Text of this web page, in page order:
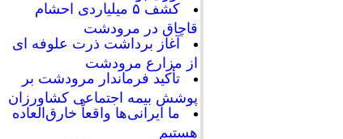
کشف ۵ میلیاردی احشام
قاچاق در مرودشت
آغاز برداشت ذرت علوفه ای
از مزارع مرودشت
تأکید فرماندار مرودشت بر
پوشش بیمه اجتماعی کشاورزان
ما ایرانی‌ها واقعاً خارق‌العاده
هستیم